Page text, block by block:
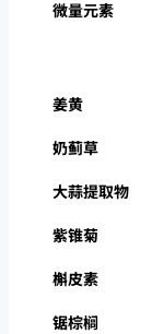
微量元素
姜黄
奶蓟草
大蒜提取物
紫锥菊
槲皮素
锯棕榈